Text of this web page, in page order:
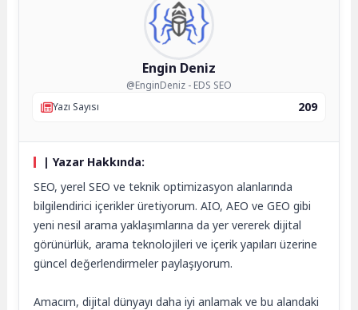
Engin Deniz
@EnginDeniz - EDS SEO
Yazı Sayısı
209
| Yazar Hakkında:
SEO, yerel SEO ve teknik optimizasyon alanlarında
bilgilendirici içerikler üretiyorum. AIO, AEO ve GEO gibi
yeni nesil arama yaklaşımlarına da yer vererek dijital
görünürlük, arama teknolojileri ve içerik yapıları üzerine
güncel değerlendirmeler paylaşıyorum.
Amacım, dijital dünyayı daha iyi anlamak ve bu alandaki